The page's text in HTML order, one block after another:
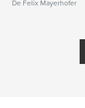
De Felix Mayerhofer